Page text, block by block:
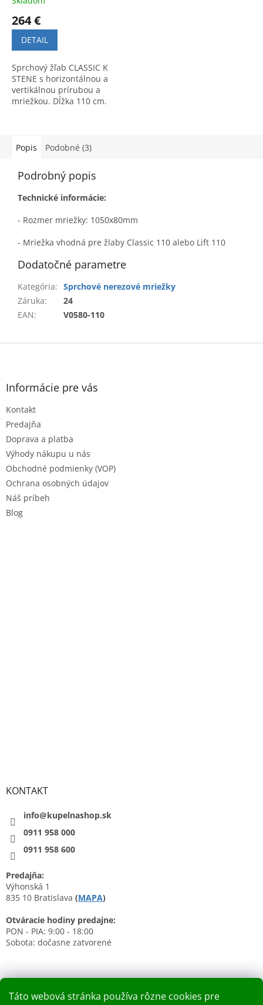
Táto webová stránka používa rôzne cookies pre
264 €
DETAIL
Sprchový žľab CLASSIC K
STENE s horizontálnou a
vertikálnou prírubou a
mriežkou. Dĺžka 110 cm.
Popis
Podobné (3)
Podrobný popis
Technické informácie:
- Rozmer mriežky: 1050x80mm
- Mriežka vhodná pre žlaby Classic 110 alebo Lift 110
Dodatočné parametre
Kategória: Sprchové nerezové mriežky
Záruka:
24
EAN: V0580-110
Z
Informácie pre vás
Kontakt
Predajňa
Doprava a platba
Výhody nákupu u nás
Obchodné podmienky (VOP)
Ochrana osobných údajov
Náš príbeh
Blog
KONTAKT
info@kupelnashop.sk
0911 958 000
0911 958 600
Predajňa:
Výhonská 1
835 10 Bratislava (MAPA)
Otváracie hodiny predajne:
PON - PIA: 9:00 - 18:00
Sobota: dočasne zatvorené